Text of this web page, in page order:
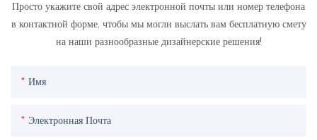
Просто укажите свой адрес электронной почты или номер телефона
в контактной форме, чтобы мы могли выслать вам бесплатную смету
на наши разнообразные дизайнерские решения!
Имя
Электронная Почта